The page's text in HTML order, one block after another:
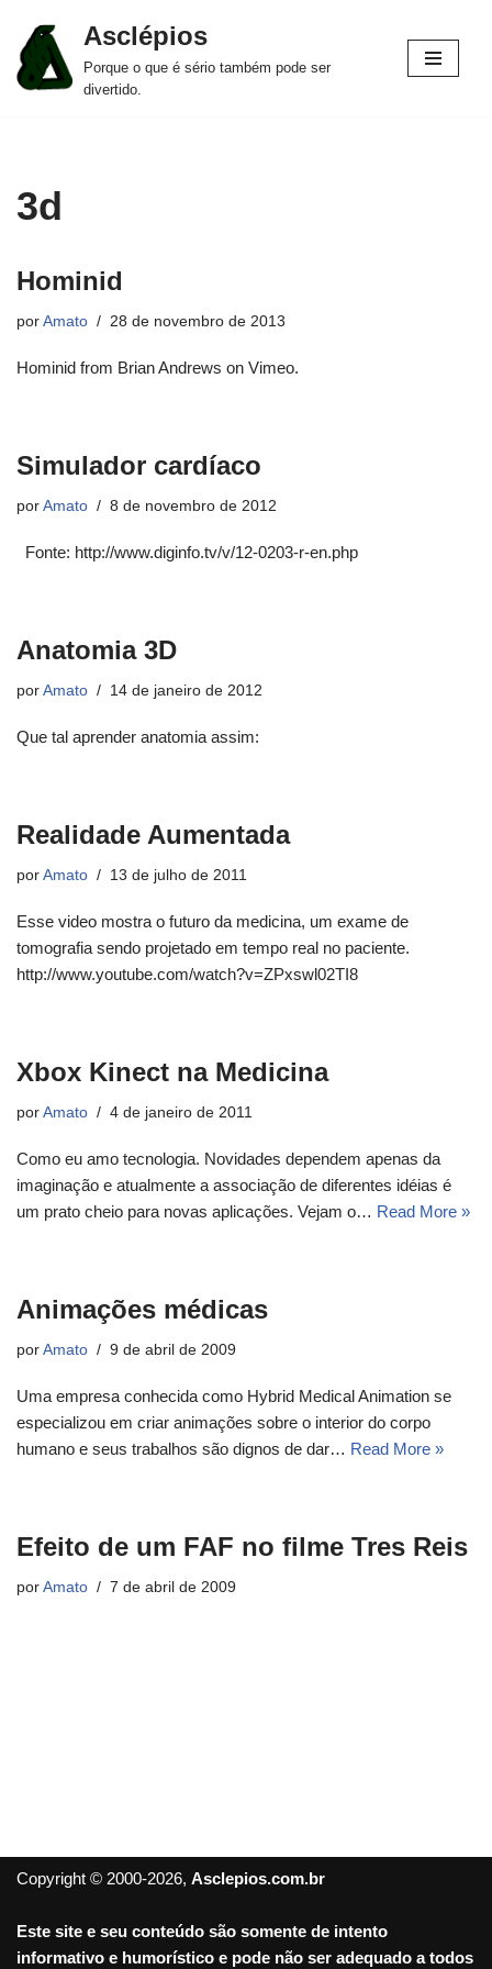
Pular
para
Asclépios
Porque o que é sério também pode ser
divertido.
3d
Hominid
por Amato 28 de novembro de 2013
Hominid from Brian Andrews on Vimeo.
Simulador cardíaco
por Amato 8 de novembro de 2012
Fonte: http://www.diginfo.tv/v/12-0203-r-en.php
Anatomia 3D
por Amato 14 de janeiro de 2012
Que tal aprender anatomia assim:
Realidade Aumentada
por Amato 13 de julho de 2011
Esse video mostra o futuro da medicina, um exame de
tomografia sendo projetado em tempo real no paciente.
http://www.youtube.com/watch?v=ZPxswl02TI8
Xbox Kinect na Medicina
por Amato 4 de janeiro de 2011
Como eu amo tecnologia. Novidades dependem apenas da
imaginação e atualmente a associação de diferentes idéias é
um prato cheio para novas aplicações. Vejam o… Read More »
Animações médicas
por Amato 9 de abril de 2009
Uma empresa conhecida como Hybrid Medical Animation se
especializou em criar animações sobre o interior do corpo
humano e seus trabalhos são dignos de dar… Read More »
Efeito de um FAF no filme Tres Reis
por Amato 7 de abril de 2009
Copyright © 2000-2026, Asclepios.com.br
Este site e seu conteúdo são somente de intento
informativo e humorístico e pode não ser adequado a todos